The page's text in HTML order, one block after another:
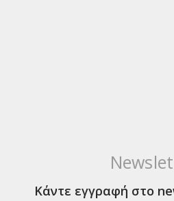
Κάντε εγγραφή στο